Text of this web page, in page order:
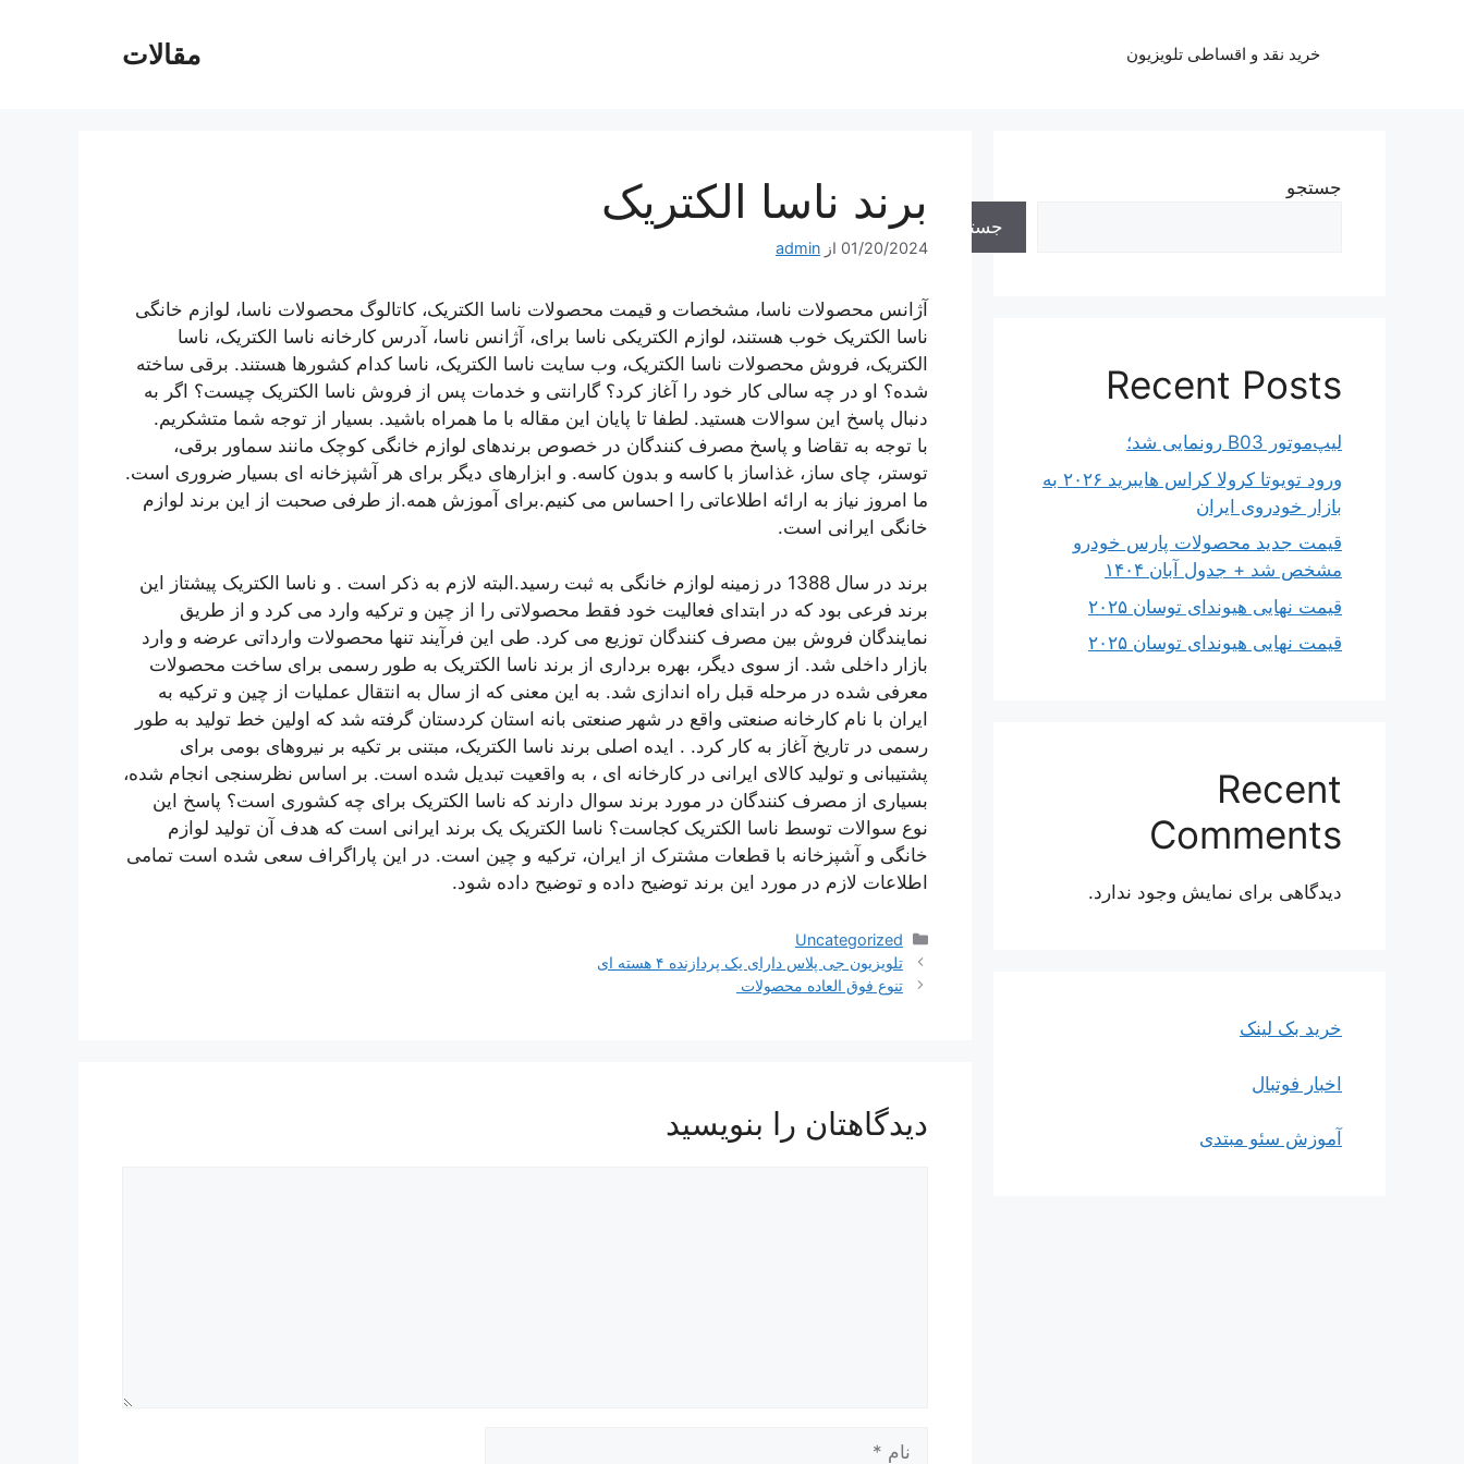
مقالات خرید نقد و اقساطی تلویزیون
برند ناسا الکتریک
01/20/2024 از admin
آژانس محصولات ناسا، مشخصات و قیمت محصولات ناسا الکتریک، کاتالوگ محصولات ناسا، لوازم خانگی
ناسا الکتریک خوب هستند، لوازم الکتریکی ناسا برای، آژانس ناسا، آدرس کارخانه ناسا الکتریک، ناسا
الکتریک، فروش محصولات ناسا الکتریک، وب سایت ناسا الکتریک، ناسا کدام کشورها هستند. برقی ساخته
شده؟ او در چه سالی کار خود را آغاز کرد؟ گارانتی و خدمات پس از فروش ناسا الکتریک چیست؟ اگر به
دنبال پاسخ این سوالات هستید. لطفا تا پایان این مقاله با ما همراه باشید. بسیار از توجه شما متشکریم.
با توجه به تقاضا و پاسخ مصرف کنندگان در خصوص برندهای لوازم خانگی کوچک مانند سماور برقی،
توستر، چای ساز، غذاساز با کاسه و بدون کاسه. و ابزارهای دیگر برای هر آشپزخانه ای بسیار ضروری است.
ما امروز نیاز به ارائه اطلاعاتی را احساس می کنیم.برای آموزش همه.از طرفی صحبت از این برند لوازم
خانگی ایرانی است.
برند در سال 1388 در زمینه لوازم خانگی به ثبت رسید.البته لازم به ذکر است . و ناسا الکتریک پیشتاز این
برند فرعی بود که در ابتدای فعالیت خود فقط محصولاتی را از چین و ترکیه وارد می کرد و از طریق
نمایندگان فروش بین مصرف کنندگان توزیع می کرد. طی این فرآیند تنها محصولات وارداتی عرضه و وارد
بازار داخلی شد. از سوی دیگر، بهره برداری از برند ناسا الکتریک به طور رسمی برای ساخت محصولات
معرفی شده در مرحله قبل راه اندازی شد. به این معنی که از سال به انتقال عملیات از چین و ترکیه به
ایران با نام کارخانه صنعتی واقع در شهر صنعتی بانه استان کردستان گرفته شد که اولین خط تولید به طور
رسمی در تاریخ آغاز به کار کرد. . ایده اصلی برند ناسا الکتریک، مبتنی بر تکیه بر نیروهای بومی برای
پشتیبانی و تولید کالای ایرانی در کارخانه ای ، به واقعیت تبدیل شده است. بر اساس نظرسنجی انجام شده،
بسیاری از مصرف کنندگان در مورد برند سوال دارند که ناسا الکتریک برای چه کشوری است؟ پاسخ این
نوع سوالات توسط ناسا الکتریک کجاست؟ ناسا الکتریک یک برند ایرانی است که هدف آن تولید لوازم
خانگی و آشپزخانه با قطعات مشترک از ایران، ترکیه و چین است. در این پاراگراف سعی شده است تمامی
اطلاعات لازم در مورد این برند توضیح داده و توضیح داده شود.
دسته‌ها
Uncategorized
ناوبری
نوشته‌ها
تلویزیون جی پلاس دارای یک پردازنده ۴ هسته ای
تنوع فوق العاده محصولات
دیدگاهتان را بنویسید
جستجو
جستجو
Recent Posts
لیپ‌موتور B03 رونمایی شد؛
ورود تویوتا کرولا کراس هایبرید ۲۰۲۶ به
بازار خودروی ایران
قیمت جدید محصولات پارس خودرو
مشخص شد + جدول آبان ۱۴۰۴
قیمت نهایی هیوندای توسان ۲۰۲۵
قیمت نهایی هیوندای توسان ۲۰۲۵
Recent
Comments
دیدگاهی برای نمایش وجود ندارد.
خرید بک لینک
اخبار فوتبال
آموزش سئو مبتدی